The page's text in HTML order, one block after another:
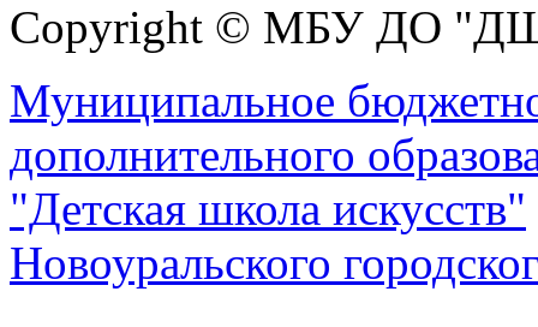
Copyright © МБУ ДО
Муниципальное
дополнительного
"Детская школа искусств"
Новоуральского